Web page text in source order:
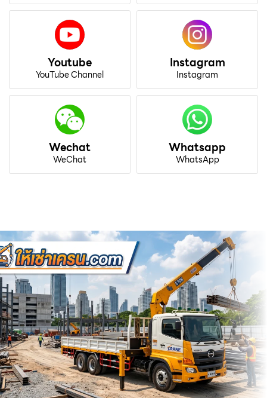
Youtube
YouTube Channel
Instagram
Instagram
Wechat
WeChat
Whatsapp
WhatsApp